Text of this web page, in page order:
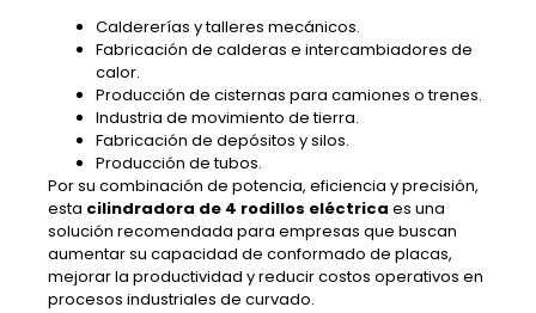
Caldererías y talleres mecánicos.
Fabricación de calderas e intercambiadores de
calor.
Producción de cisternas para camiones o trenes.
Industria de movimiento de tierra.
Fabricación de depósitos y silos.
Producción de tubos.
Por su combinación de potencia, eficiencia y precisión,
esta cilindradora de 4 rodillos eléctrica es una
solución recomendada para empresas que buscan
aumentar su capacidad de conformado de placas,
mejorar la productividad y reducir costos operativos en
procesos industriales de curvado.